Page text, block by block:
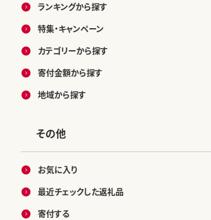
ランキングから探す
特集・キャンペーン
カテゴリーから探す
寄付金額から探す
地域から探す
その他
お気に入り
最近チェックした返礼品
寄付する